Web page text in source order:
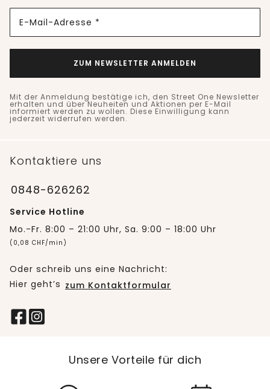
E-Mail-Adresse *
ZUM NEWSLETTER ANMELDEN
Mit der Anmeldung bestätige ich, den Street One Newsletter
erhalten und über Neuheiten und Aktionen per E-Mail
informiert werden zu wollen. Diese Einwilligung kann
jederzeit widerrufen werden.
Kontaktiere uns
0848-626262
Service Hotline
Mo.-Fr. 8:00 – 21:00 Uhr, Sa. 9:00 – 18:00 Uhr
(0,08 CHF/min)
Oder schreib uns eine Nachricht:
Hier geht’s zum Kontaktformular
Unsere Vorteile für dich